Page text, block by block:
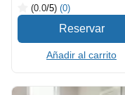
(0.0/5) (0)
Añadir al carrito